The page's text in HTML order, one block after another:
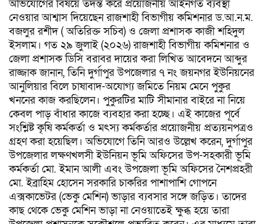
অভিযোগের বিষয়ে তদন্ত করে প্রয়োজনীয় আইনগত ব্যবস্থা
নেওয়ার আশ্বাস দিয়েছেন রাজশাহী বিভাগীয় কমিশনার ড.আ.ন.ম.
বজলুর রশীদ ( অতিরিক্ত সচিব) ও জেলা প্রশাসক কাজী শহিদুল
ইসলাম। গত ২৯ জুলাই (২০২৬) রাজশাহী বিভাগীয় কমিশনার ও
জেলা প্রশাসক ডিসি বরাবর দায়ের করা লিখিত আবেদনে আব্দুর
রাজ্জাক জানান, তিনি দুর্গাপুর উপজেলার ৭ নং জয়নগর ইউনিয়নের
আনুলিয়ার বিলে চাষাবাদ-অযোগ্য জমিতে নিয়ম মেনে পুকুর
খননের কাজ করছিলেন। পুকুরটির মাটি সীমানার বাইরে না নিয়ে
কেবল পাড় বাঁধার কাজে ব্যবহার করা হচ্ছে। এই কাজের পূর্বে
সংশ্লিষ্ট কৃষি কর্মকর্তা ও মৎস্য কর্মকর্তার প্রয়োজনীয় প্রত্যয়নপত্রও
গ্রহণ করা হয়েছিল।​ অভিযোগে তিনি আরও উল্লেখ করেন, দুর্গাপুর
উপজেলার লক্ষণখলসী ইউনিয়ন ভূমি অফিসের উপ-সহকারী ভূমি
কর্মকর্তা মো. ইমান আলী এবং উপজেলা ভূমি অফিসের নৈশপ্রহরী
মো. ইব্রাহিম হোসেন সরকারি চাকরির পাশাপাশি গোপনে
এক্সকাভেটর (ভেকু মেশিন) ভাড়ার ব্যবসার সঙ্গে জড়িত। তাদের
কাছ থেকে ভেকু মেশিন ভাড়া না নেওয়াতেই ক্ষুব্ধ হয়ে তারা